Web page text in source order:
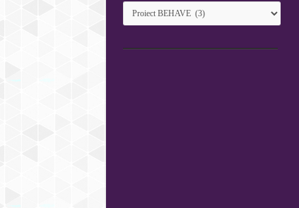
Categorii